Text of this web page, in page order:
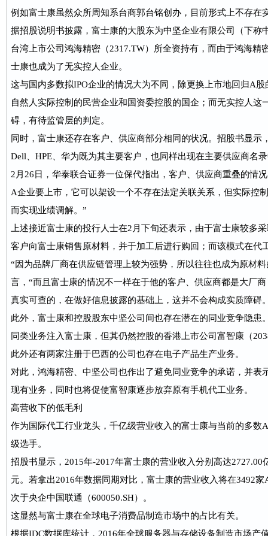
例如富士康虽然众所周知系台商郭台铭创办，目前形式上不存在
据招股说明书披露，富士康的大股东为中坚企业有限公司（下称
台湾上市公司鸿海精密（2317.TW）所全资持有，而由于鸿海精
士康也成为了无实控人企业。
这与国内多数拟IPO企业的情况大为不同，除更换上市地回归A
自然人实际控制的民营企业和国资委控股的国企；而无实控人这
碍，有待监管层的判定。
同时，富士康还存在客户、供应商部分相同的状况。招股书显示
Dell、HPE、华为既为其主要客户，也同样出现在主要供应商名
2月26日，华泰联合证券一位保代指出，客户、供应商重叠的情
A企业要上市，它可以架设一个不存在法定关联关系，但实际控
而实现业绩调解。”
上述接近富士康的投行人士在2月下旬还表示，由于富士康较多
客户向富士康销售原材料，并于加工后进行购回；而该模式在代
“因为品牌厂商在供应链管理上较为强势，所以往往也成为原材
言，“而且富士康的情况不一样在于他的客户、供应商都是大厂
真实可查的，在做好信息披露的基础上，这并不会构成实质障碍
此外，富士康和控股股东中坚公司间也存在潜在的同业竞争隐患
同类业务注入富士康，但其仍然控股的香港上市公司富智康（
此外还有两家注册于巴西的公司也存在电子产品生产业务。
对此，鸿海精密、中坚公司也作出了避免同业竞争的承诺，并表
现有业务，同时也将促使富智康逐步放弃原有手机代工业务。
高营收下的低毛利
作为国际代工行业龙头，千亿级营业收入的富士康与当前的多数
级选手。
招股书显示，2015年-2017年富士康的营业收入分别高达2727.00
元。若拿出2016年数据同期对比，富士康的营业收入将在3492
次于央企中国联通（600050.SH）。
这显然与富士康在全球电子消费品制造市场中的占比有关。
根据IDC数据库统计，2016年全球服务器与存储设备制造市场产